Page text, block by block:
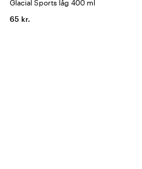
Glacial Sports låg 400 ml
65 kr.